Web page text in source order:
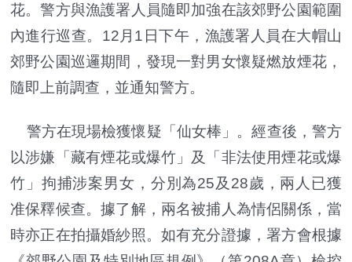
花。警方與漁護署人員隨即加強在該郊野公園範圍
內進行巡查。12月1日下午，漁護署人員在大帽山
郊野公園巡邏期間，發現一對男女懷疑燃放煙花，
隨即上前調查，並通知警方。
警方在現場檢獲懷疑「仙女棒」。經查後，警方
以涉嫌「藏有煙花或爆竹」及「非法使用煙花或爆
竹」拘捕涉案男女，分別為25及28歲，兩人已獲
准保釋候查。據了解，兩名被捕人為情侶關係，當
時亦正在拍攝婚紗照。如有充分證據，署方會根據